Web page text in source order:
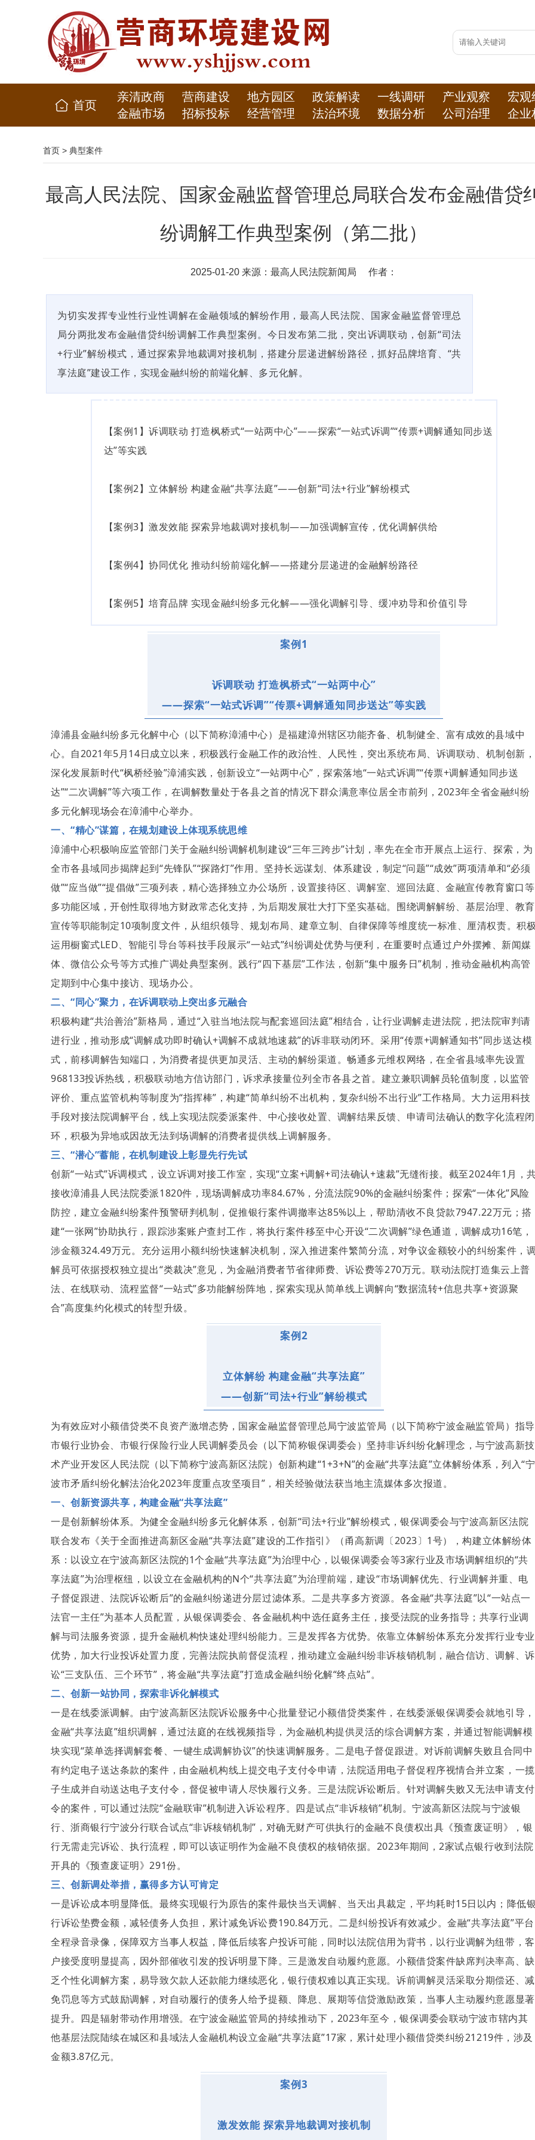
首页
亲清政商 营商建设 地方园区 政策解读 一线调研 产业观察
宏观
金融市场
招标投标 经营管理 法治环境 数据分析 公司治理 企业
首页 > 典型案件
最高人民法院、国家金融监督管理总局联合发布金融借贷
纷调解工作典型案例（第二批）
2025-01-20 来源：最高人民法院新闻局 作者：
为切实发挥专业性行业性调解在金融领域的解纷作用，最高人民法院、国家金融监督管理总
局分两批发布金融借贷纠纷调解工作典型案例。今日发布第二批，突出诉调联动，创新“司法
+行业”解纷模式，通过探索异地裁调对接机制，搭建分层递进解纷路径，抓好品牌培育、“共
享法庭”建设工作，实现金融纠纷的前端化解、多元化解。
【案例1】诉调联动 打造枫桥式“一站两中心”——探索“一站式诉调”“传票+调解通知同步送
达”等实践
【案例2】立体解纷 构建金融“共享法庭”——创新“司法+行业”解纷模式
【案例3】激发效能 探索异地裁调对接机制——加强调解宣传，优化调解供给
【案例4】协同优化 推动纠纷前端化解——搭建分层递进的金融解纷路径
【案例5】培育品牌 实现金融纠纷多元化解——强化调解引导、缓冲劝导和价值引导
案例1
诉调联动 打造枫桥式“一站两中心”
——探索“一站式诉调”“传票+调解通知同步送达”等实践
漳浦县金融纠纷多元化解中心（以下简称漳浦中心）是福建漳州辖区功能齐备、机制健全、富有成效的县域中
心。自2021年5月14日成立以来，积极践行金融工作的政治性、人民性，突出系统布局、诉调联动、机制创新，
深化发展新时代“枫桥经验”漳浦实践，创新设立“一站两中心”，探索落地“一站式诉调”“传票+调解通知同步送
达”“二次调解”等六项工作，在调解数量处于各县之首的情况下群众满意率位居全市前列，2023年全省金融纠纷
多元化解现场会在漳浦中心举办。
一、“精心”谋篇，在规划建设上体现系统思维
漳浦中心积极响应监管部门关于金融纠纷调解机制建设“三年三跨步”计划，率先在全市开展点上运行、探索，为
全市各县域同步揭牌起到“先锋队”“探路灯”作用。坚持长远谋划、体系建设，制定“问题”“成效”两项清单和“必须
做”“应当做”“提倡做”三项列表，精心选择独立办公场所，设置接待区、调解室、巡回法庭、金融宣传教育窗口等
多功能区域，开创性取得地方财政常态化支持，为后期发展壮大打下坚实基础。围绕调解解纷、基层治理、教育
宣传等职能制定10项制度文件，从组织领导、规划布局、建章立制、自律保障等维度统一标准、厘清权责。积
运用橱窗式LED、智能引导台等科技手段展示“一站式”纠纷调处优势与便利，在重要时点通过户外摆摊、新闻媒
体、微信公众号等方式推广调处典型案例。践行“四下基层”工作法，创新“集中服务日”机制，推动金融机构高管
定期到中心集中接访、现场办公。
二、“同心”聚力，在诉调联动上突出多元融合
积极构建“共治善治”新格局，通过“入驻当地法院与配套巡回法庭”相结合，让行业调解走进法院，把法院审判请
进行业，推动形成“调解成功即时确认+调解不成就地速裁”的诉非联动闭环。采用“传票+调解通知书”同步送达模
式，前移调解告知端口，为消费者提供更加灵活、主动的解纷渠道。畅通多元维权网络，在全省县域率先设置
968133投诉热线，积极联动地方信访部门，诉求承接量位列全市各县之首。建立兼职调解员轮值制度，以监管
评价、重点监管机构等制度为“指挥棒”，构建“简单纠纷不出机构，复杂纠纷不出行业”工作格局。大力运用科技
手段对接法院调解平台，线上实现法院委派案件、中心接收处置、调解结果反馈、申请司法确认的数字化流程闭
环，积极为异地或因故无法到场调解的消费者提供线上调解服务。
三、“潜心”蓄能，在机制建设上彰显先行先试
创新“一站式”诉调模式，设立诉调对接工作室，实现“立案+调解+司法确认+速裁”无缝衔接。截至2024年1月，
接收漳浦县人民法院委派1820件，现场调解成功率84.67%，分流法院90%的金融纠纷案件；探索“一体化”风险
防控，建立金融纠纷案件预警研判机制，促推银行案件调撤率达85%以上，帮助清收不良贷款7947.22万元；搭
建“一张网”协助执行，跟踪涉案账户查封工作，将执行案件移至中心开设“二次调解”绿色通道，调解成功16笔，
涉金额324.49万元。充分运用小额纠纷快速解决机制，深入推进案件繁简分流，对争议金额较小的纠纷案件，
解员可依据授权独立提出“类裁决”意见，为金融消费者节省律师费、诉讼费等270万元。联动法院打造集云上普
法、在线联动、流程监督“一站式”多功能解纷阵地，探索实现从简单线上调解向“数据流转+信息共享+资源聚
合”高度集约化模式的转型升级。
案例2
立体解纷 构建金融“共享法庭”
——创新“司法+行业”解纷模式
为有效应对小额借贷类不良资产激增态势，国家金融监督管理总局宁波监管局（以下简称宁波金融监管局）指导
市银行业协会、市银行保险行业人民调解委员会（以下简称银保调委会）坚持非诉纠纷化解理念，与宁波高新技
术产业开发区人民法院（以下简称宁波高新区法院）创新构建“1+3+N”的金融“共享法庭”立体解纷体系，列入“宁
波市矛盾纠纷化解法治化2023年度重点攻坚项目”，相关经验做法获当地主流媒体多次报道。
一、创新资源共享，构建金融“共享法庭”
一是创新解纷体系。为健全金融纠纷多元化解体系，创新“司法+行业”解纷模式，银保调委会与宁波高新区法院
联合发布《关于全面推进高新区金融“共享法庭”建设的工作指引》（甬高新调〔2023〕1号），构建立体解纷体
系：以设立在宁波高新区法院的1个金融“共享法庭”为治理中心，以银保调委会等3家行业及市场调解组织的“共
享法庭”为治理枢纽，以设立在金融机构的N个“共享法庭”为治理前端，建设“市场调解优先、行业调解并重、电
子督促跟进、法院诉讼断后”的金融纠纷递进分层过滤体系。二是共享多方资源。各金融“共享法庭”以“一站点一
法官一主任”为基本人员配置，从银保调委会、各金融机构中选任庭务主任，接受法院的业务指导；共享行业调
解与司法服务资源，提升金融机构快速处理纠纷能力。三是发挥各方优势。依靠立体解纷体系充分发挥行业专业
优势，加大行业投诉处置力度，完善法院执前督促流程，推动建立金融纠纷非诉核销机制，融合信访、调解、诉
讼“三支队伍、三个环节”，将金融“共享法庭”打造成金融纠纷化解“终点站”。
二、创新一站协同，探索非诉化解模式
一是在线委派调解。由宁波高新区法院诉讼服务中心批量登记小额借贷类案件，在线委派银保调委会就地引导，
金融“共享法庭”组织调解，通过法庭的在线视频指导，为金融机构提供灵活的综合调解方案，并通过智能调解模
块实现“菜单选择调解套餐、一键生成调解协议”的快速调解服务。二是电子督促跟进。对诉前调解失败且合同中
有约定电子送达条款的案件，由金融机构线上提交电子支付令申请，法院适用电子督促程序视情合并立案，一揽
子生成并自动送达电子支付令，督促被申请人尽快履行义务。三是法院诉讼断后。针对调解失败又无法申请支付
令的案件，可以通过法院“金融联审”机制进入诉讼程序。四是试点“非诉核销”机制。宁波高新区法院与宁波银
行、浙商银行宁波分行联合试点“非诉核销机制”，对确无财产可供执行的金融不良债权出具《预查废证明》，银
行无需走完诉讼、执行流程，即可以该证明作为金融不良债权的核销依据。2023年期间，2家试点银行收到法院
开具的《预查废证明》291份。
三、创新调处举措，赢得多方认可肯定
一是诉讼成本明显降低。最终实现银行为原告的案件最快当天调解、当天出具裁定，平均耗时15日以内；降低
行诉讼垫费金额，减轻债务人负担，累计减免诉讼费190.84万元。二是纠纷投诉有效减少。金融“共享法庭”平台
全程录音录像，保障双方当事人权益，降低后续客户投诉可能，同时以法院信用为背书，以行业调解为纽带，客
户接受度明显提高，因外部催收引发的投诉明显下降。三是激发自动履约意愿。小额借贷案件缺席判决率高、缺
乏个性化调解方案，易导致欠款人还款能力继续恶化，银行债权难以真正实现。诉前调解灵活采取分期偿还、减
免罚息等方式鼓励调解，对自动履行的债务人给予提额、降息、展期等信贷激励政策，当事人主动履约意愿显著
提升。四是辐射带动作用增强。在宁波金融监管局的持续推动下，2023年至今，银保调委会联动宁波市辖内其
他基层法院陆续在城区和县域法人金融机构设立金融“共享法庭”17家，累计处理小额借贷类纠纷21219件，涉及
金额3.87亿元。
案例3
激发效能 探索异地裁调对接机制